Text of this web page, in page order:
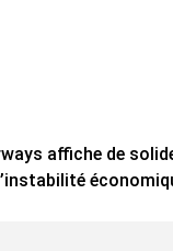
affiche de